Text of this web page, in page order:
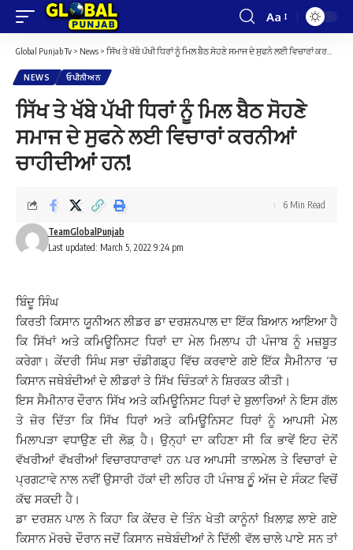
Font
Resizer
Aa
Global Punjab Tv > News > ਸਿੱਖ ਤੇ ਖੱਬੇ ਪੱਖੀ ਧਿਰਾਂ ਨੂੰ ਮਿਲ ਬੈਠ ਸੋਹਣੇ ਸਮਾਜ ਦੇ ਸੁਫਨੇ ਲਈ ਵਿਚਾਰਾਂ ਕਰਨੀਆਂ ਚਾਹੀਦੀਆਂ ਹਨ!
NEWS ਓਪੀਨੀਅਨ
ਸਿੱਖ ਤੇ ਖੱਬੇ ਪੱਖੀ ਧਿਰਾਂ ਨੂੰ ਮਿਲ ਬੈਠ ਸੋਹਣੇ
ਸਮਾਜ ਦੇ ਸੁਫਨੇ ਲਈ ਵਿਚਾਰਾਂ ਕਰਨੀਆਂ
ਚਾਹੀਦੀਆਂ ਹਨ!
Last updated: March 5, 2022 9:24 pm
TeamGlobalPunjab
6 Min Read
ਬਿੰਦੂ ਸਿੰਘ
ਕਿਰਤੀ ਕਿਸਾਨ ਯੂਨੀਅਨ ਲੀਡਰ ਡਾ ਦਰਸ਼ਨਪਾਲ ਦਾ ਇੱਕ ਬਿਆਨ ਆਇਆ ਹੈ
ਕਿ ਸਿੱਖਾਂ ਅਤੇ ਕਮਿਊਨਿਸਟ ਧਿਰਾਂ ਦਾ ਮੇਲ ਮਿਲਾਪ ਹੀ ਪੰਜਾਬ ਨੂੰ ਮਜ਼ਬੂਤ
ਕਰੇਗਾ। ਕੇਂਦਰੀ ਸਿੰਘ ਸਭਾ ਚੰਡੀਗਡ਼੍ਹ ਵਿੱਚ ਕਰਵਾਏ ਗਏ ਇੱਕ ਸੈਮੀਨਾਰ ‘ਚ
ਕਿਸਾਨ ਜਥੇਬੰਦੀਆਂ ਦੇ ਲੀਡਰਾਂ ਤੇ ਸਿੱਖ ਚਿੰਤਕਾਂ ਨੇ ਸ਼ਿਰਕਤ ਕੀਤੀ।
ਇਸ ਸੈਮੀਨਾਰ ਦੌਰਾਨ ਸਿੱਖ ਅਤੇ ਕਮਿਊਨਿਸਟ ਧਿਰਾਂ ਦੇ ਬੁਲਾਰਿਆਂ ਨੇ ਇਸ ਗੱਲ
ਤੇ ਜ਼ੋਰ ਦਿੱਤਾ ਕਿ ਸਿੱਖ ਧਿਰਾਂ ਅਤੇ ਕਮਿਊਨਿਸਟ ਧਿਰਾਂ ਨੂੰ ਆਪਸੀ ਮੇਲ
ਮਿਲਾਪੜਾ ਵਧਾਉਣ ਦੀ ਲੋਡ਼ ਹੈ। ਉਨ੍ਹਾਂ ਦਾ ਕਹਿਣਾ ਸੀ ਕਿ ਭਾਵੇਂ ਇਹ ਦੋਨੋਂ
ਵੱਖਰੀਆਂ ਵੱਖਰੀਆਂ ਵਿਚਾਰਧਾਰਾਵਾਂ ਹਨ ਪਰ ਆਪਸੀ ਤਾਲਮੇਲ ਤੇ ਵਿਚਾਰਾਂ ਦੇ
ਪ੍ਰਗਟਾਵੇ ਨਾਲ ਨਵੀਂ ਉਸਾਰੀ ਹੱਕਾਂ ਦੀ ਲਹਿਰ ਹੀ ਪੰਜਾਬ ਨੁੂੰ ਅੱਜ ਦੇ ਸੰਕਟ ਵਿਚੋਂ
ਕੱਢ ਸਕਦੀ ਹੈ।
ਡਾ ਦਰਸ਼ਨ ਪਾਲ ਨੇ ਕਿਹਾ ਕਿ ਕੇਂਦਰ ਦੇ ਤਿੰਨ ਖੇਤੀ ਕਾਨੂੰਨਾਂ ਖ਼ਿਲਾਫ਼ ਲਾਏ ਗਏ
ਕਿਸਾਨ ਮੋਰਚੇ ਦੌਰਾਨ ਜਦੋਂ ਕਿਸਾਨ ਜਥੇਬੰਦੀਆਂ ਨੇ ਦਿੱਲੀ ਵੱਲ ਚਾਲੇ ਪਾਏ ਸਨ ਤਾਂ